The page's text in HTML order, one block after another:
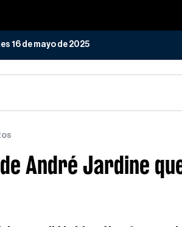
16 de mayo de 2025
André Jardine